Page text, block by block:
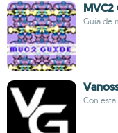
MVC2
Guía de
Con